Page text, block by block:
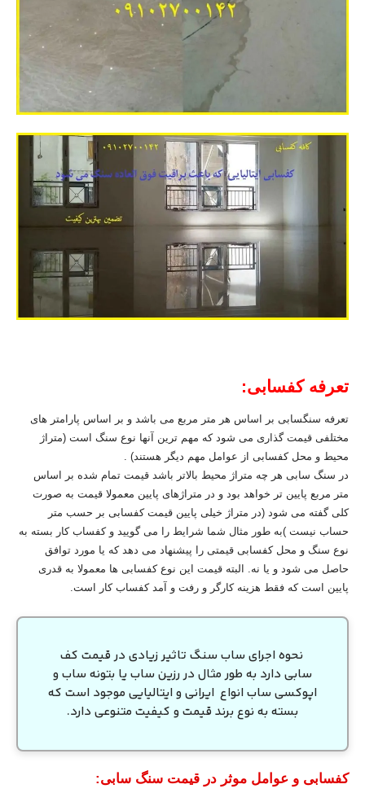
تعرفه کفسابی:
تعرفه سنگسابی بر اساس هر متر مربع می باشد و بر اساس پارامتر های
مختلفی قیمت گذاری می شود که مهم ترین آنها نوع سنگ است (متراژ
محیط و محل کفسابی از عوامل مهم دیگر هستند) .
در سنگ سابی هر چه متراژ محیط بالاتر باشد قیمت تمام شده بر اساس
متر مربع پایین تر خواهد بود و در متراژهای پایین معمولا قیمت به صورت
کلی گفته می شود (در متراژ خیلی پایین قیمت کفسابی بر حسب متر
حساب نیست )به طور مثال شما شرایط را می گویید و کفساب کار بسته به
نوع سنگ و محل کفسابی قیمتی را پیشنهاد می دهد که یا مورد توافق
حاصل می شود و یا نه. البته قیمت این نوع کفسابی ها معمولا به قدری
پایین است که فقط هزینه کارگر و رفت و آمد کفساب کار است.
نحوه اجرای ساب سنگ تاثیر زیادی در قیمت کف
سابی دارد به طور مثال در رزین ساب یا بتونه ساب و
اپوکسی ساب انواع ایرانی و ایتالیایی موجود است که
بسته به نوع برند قیمت و کیفیت متنوعی دارد.
کفسابی و عوامل موثر در قیمت سنگ سابی: